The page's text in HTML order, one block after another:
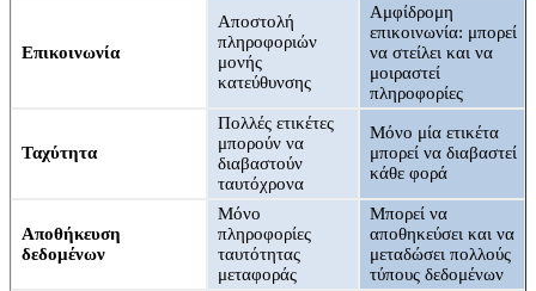
Επικοινωνία
Αποστολή
πληροφοριών
μονής
κατεύθυνσης
Αμφίδρομη
επικοινωνία: μπορεί
να στείλει και να
μοιραστεί
πληροφορίες
Ταχύτητα
Πολλές ετικέτες
μπορούν να
διαβαστούν
ταυτόχρονα
Μόνο μία ετικέτα
μπορεί να διαβαστεί
κάθε φορά
Αποθήκευση
δεδομένων
Μόνο
πληροφορίες
ταυτότητας
μεταφοράς
Μπορεί να
αποθηκεύσει και να
μεταδώσει πολλούς
τύπους δεδομένων